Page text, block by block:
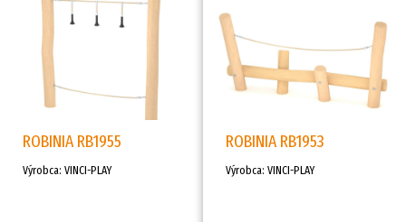
ROBINIA RB1955
Výrobca: VINCI-PLAY
ROBINIA RB1953
Výrobca: VINCI-PLAY